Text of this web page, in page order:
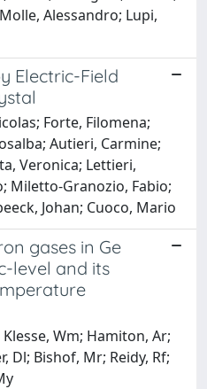
Alessandro; Lupi,
Electric-Field
Forte, Filomena;
Autieri, Carmine;
Veronica; Lettieri,
Miletto-Granozio, Fabio;
Johan; Cuoco, Mario
gases in Ge
level and its
Wm; Hamiton, Ar;
Dl; Bishof, Mr; Reidy, Rf;